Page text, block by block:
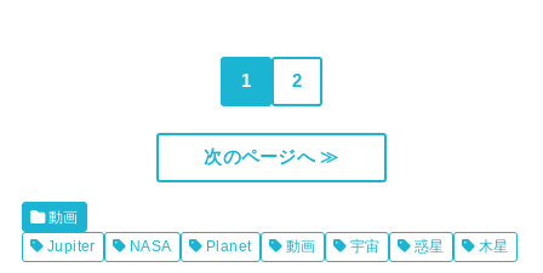
1 2
次のページへ ≫
動画
Jupiter
NASA Planet 動画 宇宙 惑星 木星